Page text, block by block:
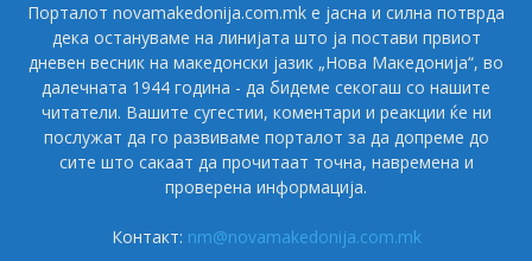
Порталот novamakedonija.com.mk е јасна и силна потврда
дека остануваме на линијата што ја постави првиот
дневен весник на македонски јазик „Нова Македонија“, во
далечната 1944 година - да бидеме секогаш со нашите
читатели. Вашите сугестии, коментари и реакции ќе ни
послужат да го развиваме порталот за да допреме до
сите што сакаат да прочитаат точна, навремена и
проверена информација.
Контакт: nm@novamakedonija.com.mk